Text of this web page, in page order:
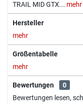
TRAIL MID GTX... mehr
Hersteller
mehr
Größentabelle
mehr
Bewertungen
0
Bewertungen lesen,